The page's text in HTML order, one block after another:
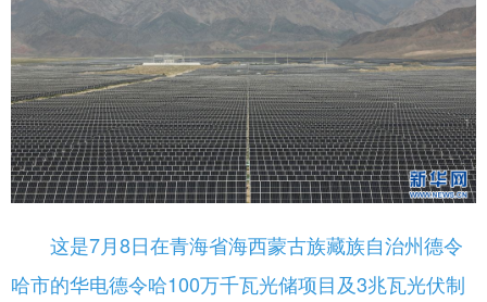
这是7月8日在青海省海西蒙古族藏族自治州德令
哈市的华电德令哈100万千瓦光储项目及3兆瓦光伏制